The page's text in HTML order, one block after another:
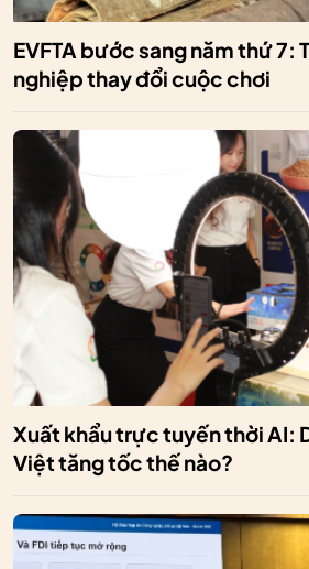
EVFTA bước sang năm thứ 7:
nghiệp thay đổi cuộc chơi
Xuất khẩu trực tuyến thời AI:
Việt tăng tốc thế nào?